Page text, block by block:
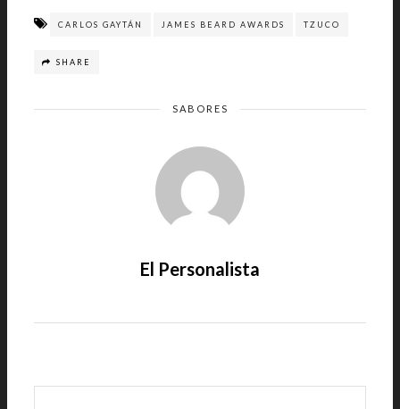
CARLOS GAYTÁN JAMES BEARD AWARDS TZUCO
SHARE
SABORES
El Personalista